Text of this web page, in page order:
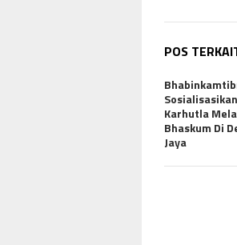
POS
Karhutla
Bhaskum Di
Jaya